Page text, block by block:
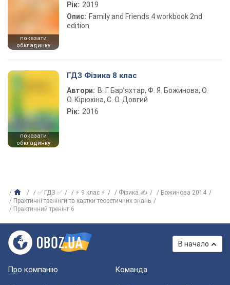
показати
обкладинку
Рік: 2019
Опис: Family and Friends 4 workbook 2nd
edition
показати
обкладинку
ГДЗ Фізика 8 клас
Автори: В. Г. Бар’яхтар, Ф. Я. Божинова, О.
О. Кірюхіна, С. О. Довгий
Рік: 2016
✅ ГДЗ ✅ ⚡ 9 клас ⚡ Фізика ✍
Божинова 2014
Практичні тренінги та картки теоретичних знань
Практичний тренінг 6
В начало
Про компанію Команда